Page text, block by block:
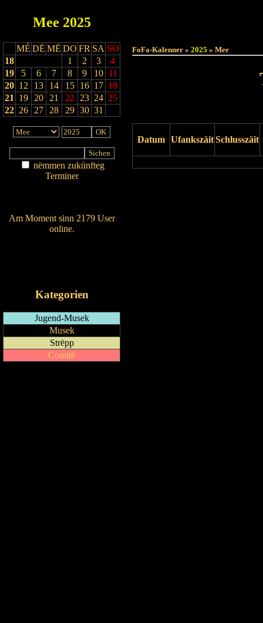
Mee 2025
MÉ DË MË DO FR SA SO
18
1 2 3
4
19
5 6 7 8 9 10
11
20 12 13 14 15 16 17 18
21
19 20 21 22 23 24 25
22 26 27 28 29 30 31
nëmmen zukünfteg
Terminer
Am Moment sinn 2179 User
online.
Kategorien
Jugend-Musek
Musek
Strëpp
Comité
FoFa-Kalenner » 2025 » Mee
Datum UfankszäitSchlusszäit